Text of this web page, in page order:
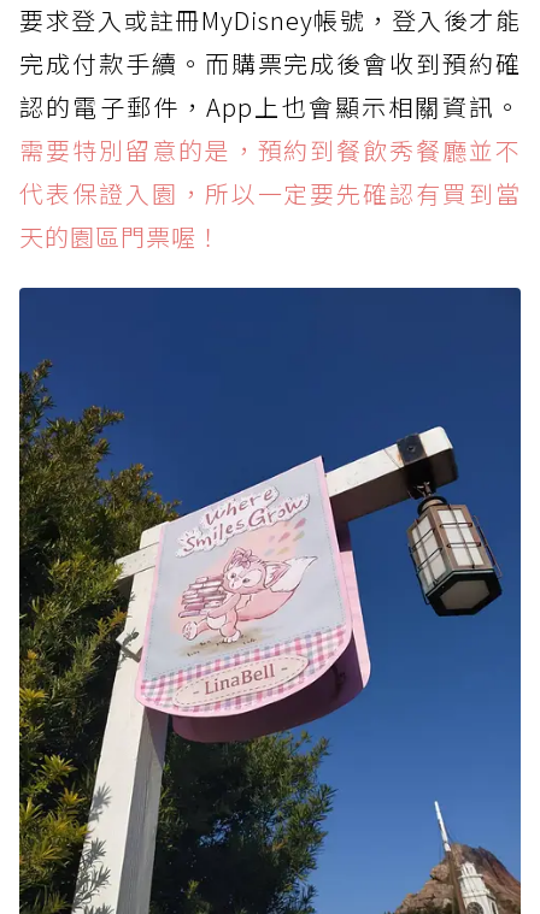
要求登入或註冊MyDisney帳號，登入後才能
完成付款手續。而購票完成後會收到預約確
認的電子郵件，App上也會顯示相關資訊。
需要特別留意的是，預約到餐飲秀餐廳並不
代表保證入園，所以一定要先確認有買到當
天的園區門票喔！